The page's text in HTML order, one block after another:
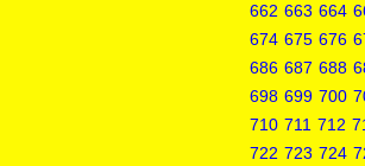
662 663 664
674 675 676
686 687 688
698 699 700
710 711 712
722 723 724